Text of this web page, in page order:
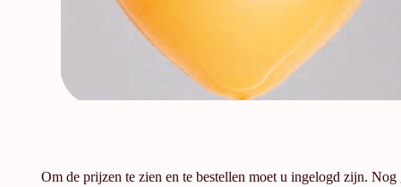
Om de prijzen te zien en te bestellen moet u ingelogd zijn. Nog